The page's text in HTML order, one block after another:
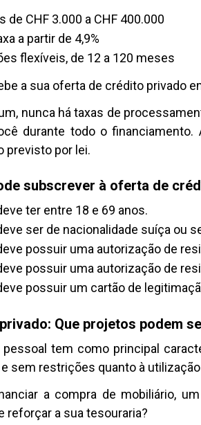
de CHF 3.000 a CHF 400.000
a partir de 4,9%
flexíveis, de 12 a 120 meses
a sua oferta de crédito privado
nunca há taxas de
durante todo o
previsto por lei.
subscrever à oferta de
ter entre 18 e 69 anos.
ser de nacionalidade suíça ou
possuir uma autorização de
possuir uma autorização de
possuir um cartão de
Que projetos podem
pessoal tem como principal
e sem restrições quanto à
a compra de mobiliário,
reforçar a sua tesouraria?